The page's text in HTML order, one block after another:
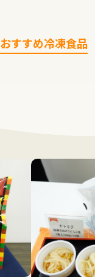
おすすめ冷凍食品